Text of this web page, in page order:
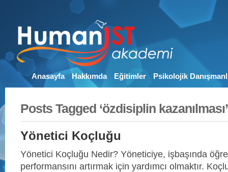
Anasayfa Hakkımda Eğitimler Psikolojik
Posts Tagged ‘özdisiplin kazanılması’
Yönetici Koçluğu
Yönetici Koçluğu Nedir? Yöneticiye, işbaşında
performansını artırmak için yardımcı olmaktır.